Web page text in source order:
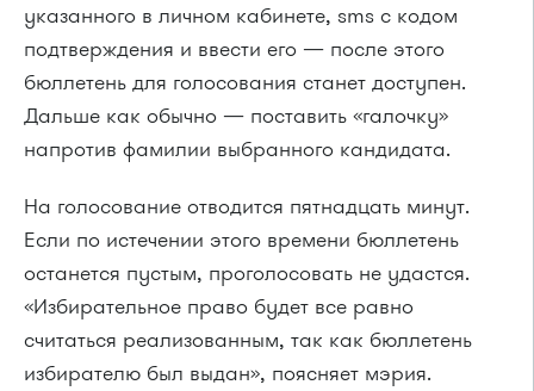
указанного в личном кабинете, sms с кодом
подтверждения и ввести его — после этого
бюллетень для голосования станет доступен.
Дальше как обычно — поставить «галочку»
напротив фамилии выбранного кандидата.
На голосование отводится пятнадцать минут.
Если по истечении этого времени бюллетень
останется пустым, проголосовать не удастся.
«Избирательное право будет все равно
считаться реализованным, так как бюллетень
избирателю был выдан», поясняет мэрия.